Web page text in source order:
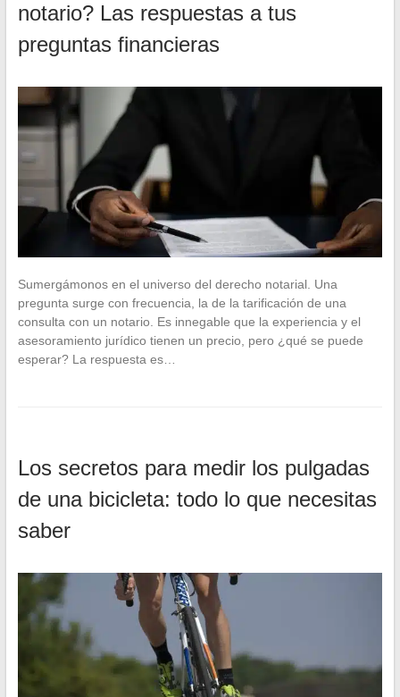
notario? Las respuestas a tus
preguntas financieras
Sumergámonos en el universo del derecho notarial. Una
pregunta surge con frecuencia, la de la tarificación de una
consulta con un notario. Es innegable que la experiencia y el
asesoramiento jurídico tienen un precio, pero ¿qué se puede
esperar? La respuesta es…
Los secretos para medir los pulgadas
de una bicicleta: todo lo que necesitas
saber